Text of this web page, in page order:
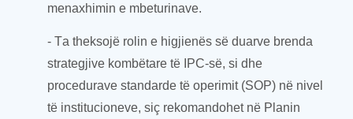
menaxhimin e mbeturinave.
- Ta theksojë rolin e higjienës së duarve brenda
strategjive kombëtare të IPC-së, si dhe
procedurave standarde të operimit (SOP) në nivel
të institucioneve, siç rekomandohet në Planin